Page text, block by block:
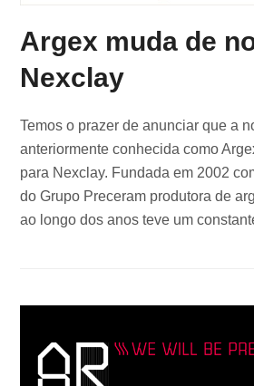
Argex muda de
Nexclay
Temos o prazer de anunciar que a
anteriormente conhecida como
para Nexclay. Fundada em 2002
do Grupo Preceram produtora de
ao longo dos anos teve um